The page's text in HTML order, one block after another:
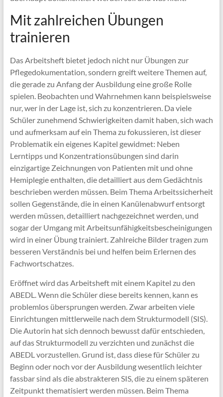
Mit zahlreichen Übungen
trainieren
Das Arbeitsheft bietet jedoch nicht nur Übungen zur
Pflegedokumentation, sondern greift weitere Themen auf,
die gerade zu Anfang der Ausbildung eine große Rolle
spielen. Beobachten und Wahrnehmen kann beispielsweise
nur, wer in der Lage ist, sich zu konzentrieren. Da viele
Schüler zunehmend Schwierigkeiten damit haben, sich wach
und aufmerksam auf ein Thema zu fokussieren, ist dieser
Problematik ein eigenes Kapitel gewidmet: Neben
Lerntipps und Konzentrationsübungen sind darin
einzigartige Zeichnungen von Patienten mit und ohne
Hemiplegie enthalten, die detailliert aus dem Gedächtnis
beschrieben werden müssen. Beim Thema Arbeitssicherheit
sollen Gegenstände, die in einen Kanülenabwurf entsorgt
werden müssen, detailliert nachgezeichnet werden, und
sogar der Umgang mit Arbeitsunfähigkeitsbescheinigungen
wird in einer Übung trainiert. Zahlreiche Bilder tragen zum
besseren Verständnis bei und helfen beim Erlernen des
Fachwortschatzes.
Eröffnet wird das Arbeitsheft mit einem Kapitel zu den
ABEDL. Wenn die Schüler diese bereits kennen, kann es
problemlos übersprungen werden. Zwar arbeiten viele
Einrichtungen mittlerweile nach dem Strukturmodell (SIS).
Die Autorin hat sich dennoch bewusst dafür entschieden,
auf das Strukturmodell zu verzichten und zunächst die
ABEDL vorzustellen. Grund ist, dass diese für Schüler zu
Beginn oder noch vor der Ausbildung wesentlich leichter
fassbar sind als die abstrakteren SIS, die zu einem späteren
Zeitpunkt thematisiert werden müssen. Beim Thema